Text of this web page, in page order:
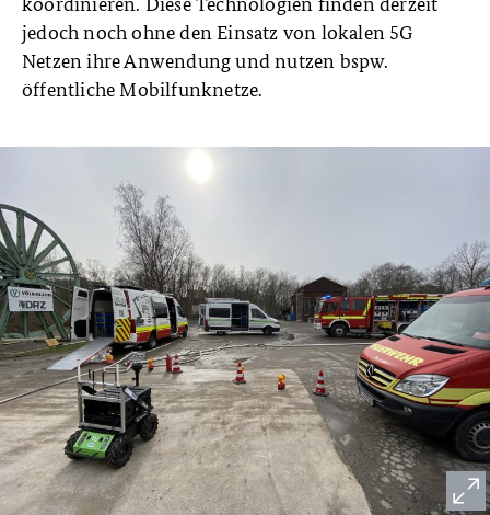
jedoch noch ohne den Einsatz von lokalen 5G
Netzen ihre Anwendung und nutzen bspw.
öffentliche Mobilfunknetze.